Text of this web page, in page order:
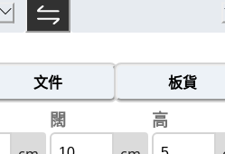
文件 板貨
闊 高